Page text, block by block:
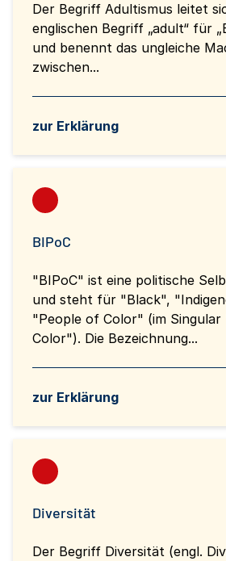
Der Begriff Adultismus leitet
englischen Begriff „adult“ für
und benennt das ungleiche
zwischen...
zur Erklärung
BIPoC
"BIPoC" ist eine politische
und steht für "Black",
"People of Color" (im
Color"). Die Bezeichnung...
zur Erklärung
Diversität
Der Begriff Diversität (engl.